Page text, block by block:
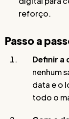
reforço.
Passo a
Definir a
nenhum
data e o
todo o